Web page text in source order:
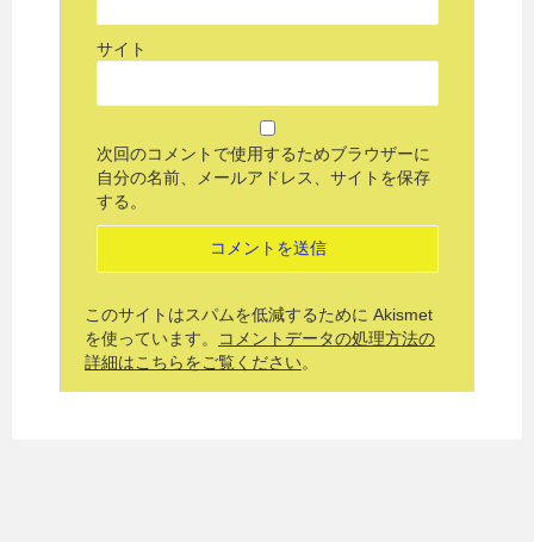
サイト
次回のコメントで使用するためブラウザーに
自分の名前、メールアドレス、サイトを保存
する。
このサイトはスパムを低減するために Akismet
を使っています。
コメントデータの処理方法の
詳細はこちらをご覧ください。